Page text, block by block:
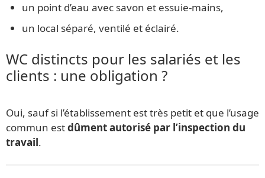
un point d’eau avec savon et essuie-mains,
un local séparé, ventilé et éclairé.
WC distincts pour les salariés et les
clients : une obligation ?
Oui, sauf si l’établissement est très petit et que l’usage
commun estdûment autorisé par l’inspection du
travail.